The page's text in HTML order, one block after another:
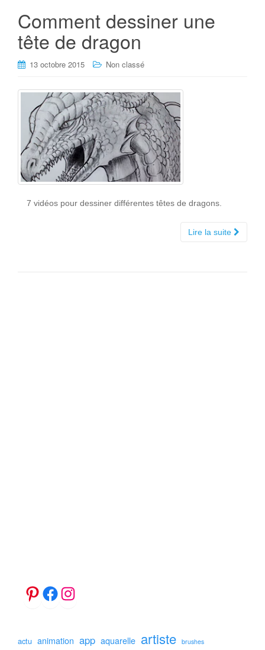
Comment dessiner une
tête de dragon
13 octobre 2015 Non classé
7 vidéos pour dessiner différentes têtes de dragons.
Lire la suite
actu animation app aquarelle artiste brushes